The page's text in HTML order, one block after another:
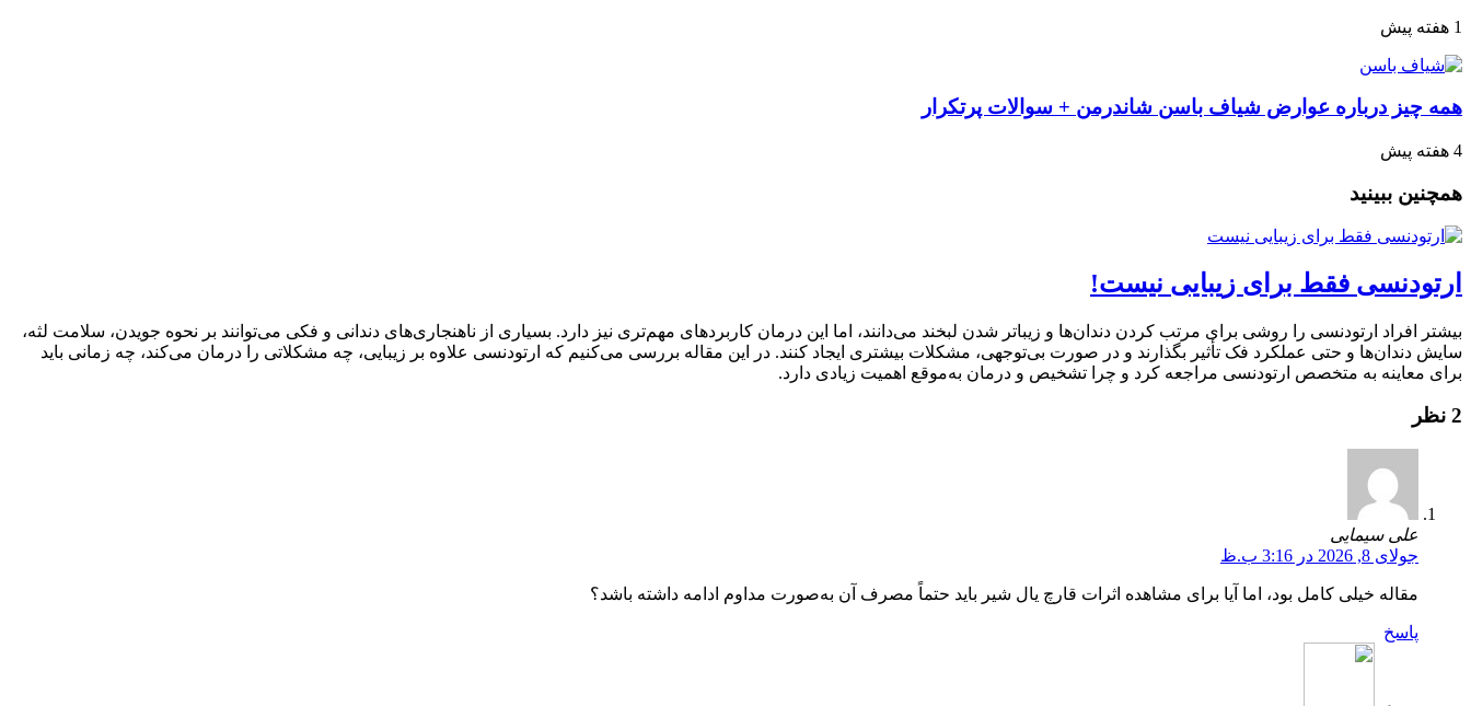
1 هفته پیش
همه چیز درباره عوارض شیاف باسن شاندرمن + سوالات پرتکرار
4 هفته پیش
همچنین ببینید
ارتودنسی فقط برای زیبایی نیست!
بیشتر افراد ارتودنسی را روشی برای مرتب کردن دندان‌ها و زیباتر شدن لبخند می‌دانند، اما این درمان کاربردهای مهم‌تری نیز دارد. بسیاری از ناهنجاری‌های دندانی و فکی می‌توانند بر نحوه جویدن، سلامت لثه،
سایش دندان‌ها و حتی عملکرد فک تأثیر بگذارند و در صورت بی‌توجهی، مشکلات بیشتری ایجاد کنند. در این مقاله بررسی می‌کنیم که ارتودنسی علاوه بر زیبایی، چه مشکلاتی را درمان می‌کند، چه زمانی باید
برای معاینه به متخصص ارتودنسی مراجعه کرد و چرا تشخیص و درمان به‌موقع اهمیت زیادی دارد.
2 نظر
علی سیمایی
جولای 8, 2026 در 3:16 ب.ظ
مقاله خیلی کامل بود، اما آیا برای مشاهده اثرات قارچ یال شیر باید حتماً مصرف آن به‌صورت مداوم ادامه داشته باشد؟
پاسخ